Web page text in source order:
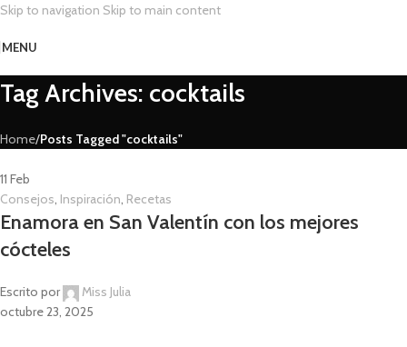
Skip to navigation Skip to main content
MENU
Tag Archives: cocktails
Home/Posts Tagged "cocktails"
11 Feb
Consejos, Inspiración, Recetas
Enamora en San Valentín con los mejores
cócteles
Escrito por
Miss Julia
octubre 23, 2025